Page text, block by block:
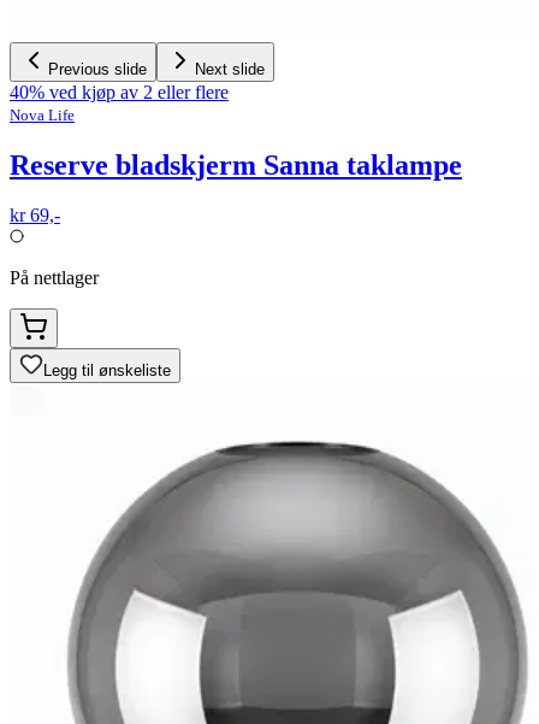
Previous slide Next slide
40% ved kjøp av 2 eller flere
Nova Life
Reserve bladskjerm Sanna taklampe
kr 69,-
På nettlager
Legg til ønskeliste